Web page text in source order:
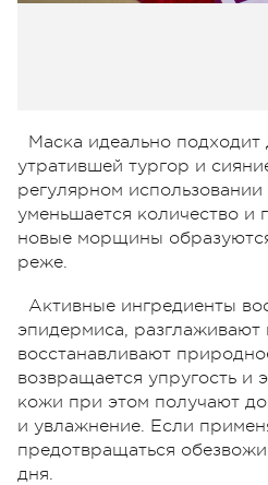
Маска идеально подходит
утратившей тургор и
регулярном
уменьшается количество и
новые морщины
реже.
Активные ингредиенты
эпидермиса,
восстанавливают
возвращается упругость и
кожи при этом получают
и увлажнение. Если
предотвращаться
дня.